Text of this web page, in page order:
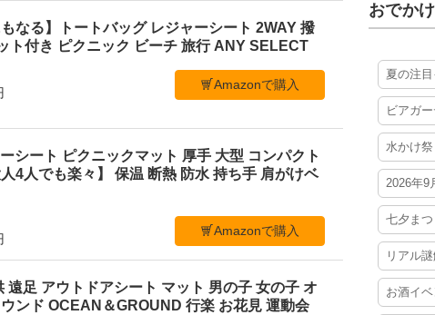
なる】トートバッグ レジャーシート 2WAY 撥
ト付き ピクニック ビーチ 旅行 ANY SELECT
Amazonで購入
シート ピクニックマット 厚手 大型 コンパクト
4人でも楽々】 保温 断熱 防水 持ち手 肩がけベ
Amazonで購入
遠足 アウトドアシート マット 男の子 女の子 オ
ンド OCEAN＆GROUND 行楽 お花見 運動会
おでか
夏の注
ビアガ
水かけ
2026年9
七夕まつ
リアル
お酒イベ